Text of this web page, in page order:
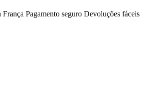
França Pagamento seguro Devoluções fáceis